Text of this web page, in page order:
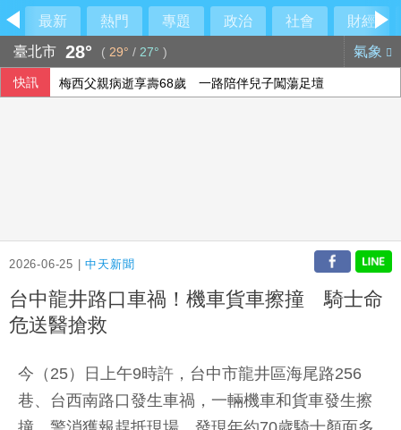
最新 熱門 專題 政治 社會
財經
臺北市 28° ( 29° / 27° ) 氣象
快訊 梅西父親病逝享壽68歲 一路陪伴兒子闖蕩足壇
2026-06-25 |中天新聞
台中龍井路口車禍！機車貨車擦撞 騎士命
危送醫搶救
今（25）日上午9時許，台中市龍井區海尾路256
巷、台西南路口發生車禍，一輛機車和貨車發生擦